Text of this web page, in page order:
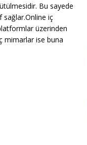
Bu sayede
sağlar.Online iç
üzerinden
mimarlar ise buna